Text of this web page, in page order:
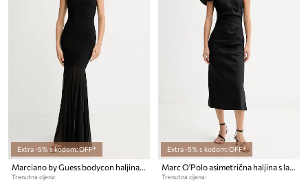
Extra -5% s kodom: OFF*
Marciano by Guess bodycon haljina FLOR
Trenutna cijena:
Extra -5% s kodom: OFF*
Marc O'Polo asimetrična haljina s lanom
Trenutna cijena: